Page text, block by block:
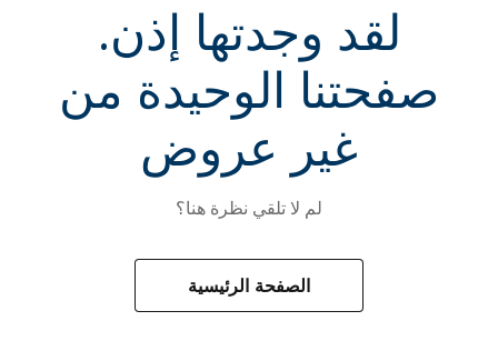
لقد وجدتها إذن.
صفحتنا الوحيدة من
غير عروض
لم لا تلقي نظرة هنا؟
الصفحة الرئيسية